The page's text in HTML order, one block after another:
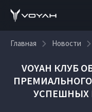
Главная Новости
VOYAH КЛУБ
УСПЕШНЫХ